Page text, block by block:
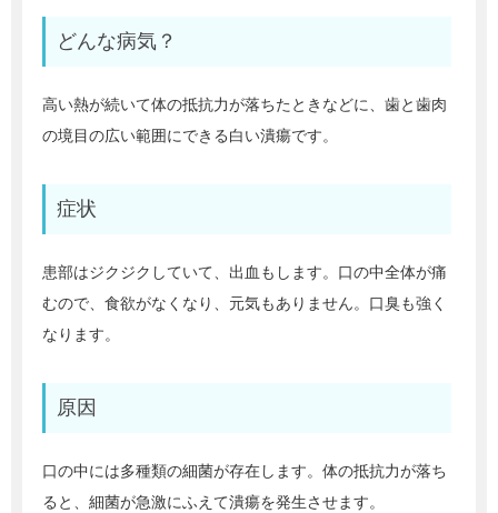
どんな病気？
高い熱が続いて体の抵抗力が落ちたときなどに、歯と歯肉
の境目の広い範囲にできる白い潰瘍です。
症状
患部はジクジクしていて、出血もします。口の中全体が痛
むので、食欲がなくなり、元気もありません。口臭も強く
なります。
原因
口の中には多種類の細菌が存在します。体の抵抗力が落ち
ると、細菌が急激にふえて潰瘍を発生させます。